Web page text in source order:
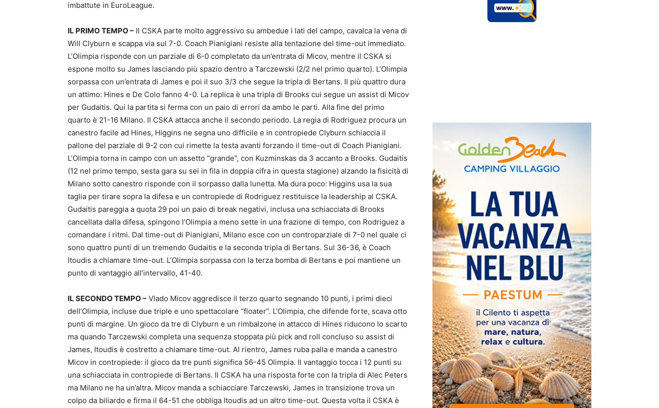
imbattute in EuroLeague.
IL PRIMO TEMPO – Il CSKA parte molto aggressivo su ambedue i lati del campo, cavalca la vena di
Will Clyburn e scappa via sul 7-0. Coach Pianigiani resiste alla tentazione del time-out immediato.
L’Olimpia risponde con un parziale di 6-0 completato da un’entrata di Micov, mentre il CSKA si
espone molto su James lasciando più spazio dentro a Tarczewski (2/2 nel primo quarto). L’Olimpia
sorpassa con un’entrata di James e poi il suo 3/3 che segue la tripla di Bertans. Il più quattro dura
un attimo: Hines e De Colo fanno 4-0. La replica è una tripla di Brooks cui segue un assist di Micov
per Gudaitis. Qui la partita si ferma con un paio di errori da ambo le parti. Alla fine del primo
quarto è 21-16 Milano. Il CSKA attacca anche il secondo periodo. La regia di Rodriguez procura un
canestro facile ad Hines, Higgins ne segna uno difficile e in contropiede Clyburn schiaccia il
pallone del parziale di 9-2 con cui rimette la testa avanti forzando il time-out di Coach Pianigiani.
L’Olimpia torna in campo con un assetto “grande”, con Kuzminskas da 3 accanto a Brooks. Gudaitis
(12 nel primo tempo, sesta gara su sei in fila in doppia cifra in questa stagione) alzando la fisicità di
Milano sotto canestro risponde con il sorpasso dalla lunetta. Ma dura poco: Higgins usa la sua
taglia per tirare sopra la difesa e un contropiede di Rodriguez restituisce la leadership al CSKA.
Gudaitis pareggia a quota 29 poi un paio di break negativi, inclusa una schiacciata di Brooks
cancellata dalla difesa, spingono l’Olimpia a meno sette in una frazione di tempo, con Rodriguez a
comandare i ritmi. Dal time-out di Pianigiani, Milano esce con un controparziale di 7-0 nel quale ci
sono quattro punti di un tremendo Gudaitis e la seconda tripla di Bertans. Sul 36-36, è Coach
Itoudis a chiamare time-out. L’Olimpia sorpassa con la terza bomba di Bertans e poi mantiene un
punto di vantaggio all’intervallo, 41-40.
IL SECONDO TEMPO – Vlado Micov aggredisce il terzo quarto segnando 10 punti, i primi dieci
dell’Olimpia, incluse due triple e uno spettacolare “floater”. L’Olimpia, che difende forte, scava otto
punti di margine. Un gioco da tre di Clyburn e un rimbalzone in attacco di Hines riducono lo scarto
ma quando Tarczewski completa una sequenza stoppata più pick and roll concluso su assist di
James, Itoudis è costretto a chiamare time-out. Al rientro, James ruba palla e manda a canestro
Micov in contropiede: il gioco da tre punti significa 56-45 Olimpia. Il vantaggio tocca i 12 punti su
una schiacciata in contropiede di Bertans. Il CSKA ha una risposta forte con la tripla di Alec Peters
ma Milano ne ha un’altra. Micov manda a schiacciare Tarczewski, James in transizione trova un
colpo da biliardo e firma il 64-51 che obbliga Itoudis ad un altro time-out. Questa volta il CSKA è